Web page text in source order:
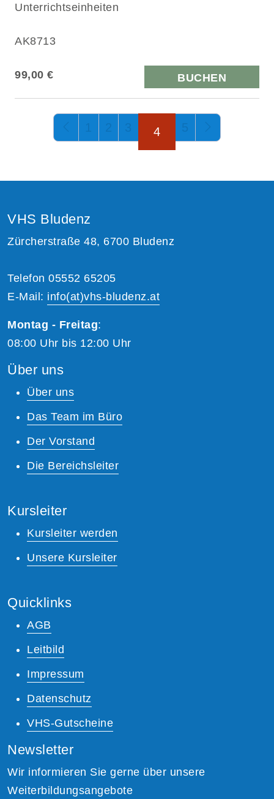
Unterrichtseinheiten
AK8713
99,00 € BUCHEN
Seite 4 von 5 1 2 3 4 5
VHS Bludenz
Zürcherstraße 48, 6700 Bludenz
Telefon 05552 65205
E-Mail: info(at)vhs-bludenz.at
Montag - Freitag:
08:00 Uhr bis 12:00 Uhr
Über uns
Über uns
Das Team im Büro
Der Vorstand
Die Bereichsleiter
Kursleiter
Kursleiter werden
Unsere Kursleiter
Quicklinks
AGB
Leitbild
Impressum
Datenschutz
VHS-Gutscheine
Newsletter
Wir informieren Sie gerne über unsere
Weiterbildungsangebote